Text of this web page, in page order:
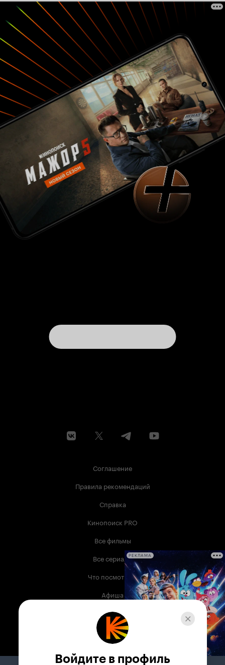
Соглашение
Правила рекомендаций
Справка
Кинопоиск PRO
Все фильмы
Все сериалы
Что посмотреть
Афиша
Музыка
Телепрограмма
РЕКЛАМА
Войдите в профиль